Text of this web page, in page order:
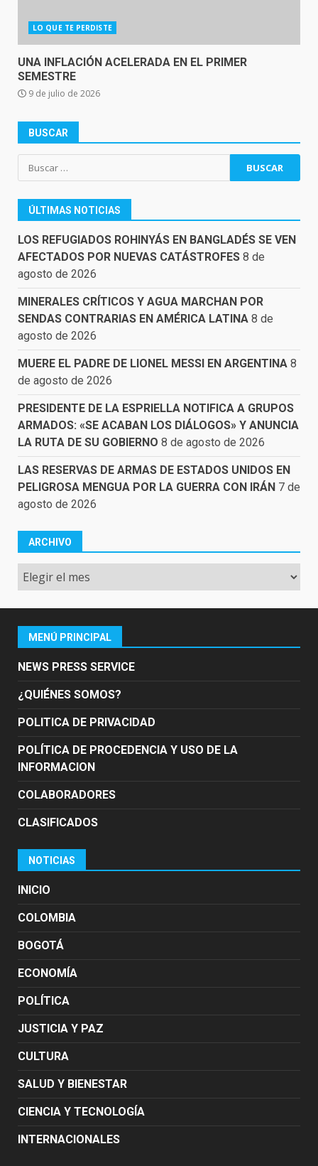
LO QUE TE PERDISTE
UNA INFLACIÓN ACELERADA EN EL PRIMER
SEMESTRE
9 de julio de 2026
BUSCAR
Buscar:
ÚLTIMAS NOTICIAS
LOS REFUGIADOS ROHINYÁS EN BANGLADÉS SE VEN
AFECTADOS POR NUEVAS CATÁSTROFES 8 de
agosto de 2026
MINERALES CRÍTICOS Y AGUA MARCHAN POR
SENDAS CONTRARIAS EN AMÉRICA LATINA 8 de
agosto de 2026
MUERE EL PADRE DE LIONEL MESSI EN ARGENTINA 8
de agosto de 2026
PRESIDENTE DE LA ESPRIELLA NOTIFICA A GRUPOS
ARMADOS: «SE ACABAN LOS DIÁLOGOS» Y ANUNCIA
LA RUTA DE SU GOBIERNO 8 de agosto de 2026
LAS RESERVAS DE ARMAS DE ESTADOS UNIDOS EN
PELIGROSA MENGUA POR LA GUERRA CON IRÁN 7 de
agosto de 2026
ARCHIVO
Archivo
MENÚ PRINCIPAL
NEWS PRESS SERVICE
¿QUIÉNES SOMOS?
POLITICA DE PRIVACIDAD
POLÍTICA DE PROCEDENCIA Y USO DE LA
INFORMACION
COLABORADORES
CLASIFICADOS
NOTICIAS
INICIO
COLOMBIA
BOGOTÁ
ECONOMÍA
POLÍTICA
JUSTICIA Y PAZ
CULTURA
SALUD Y BIENESTAR
CIENCIA Y TECNOLOGÍA
INTERNACIONALES